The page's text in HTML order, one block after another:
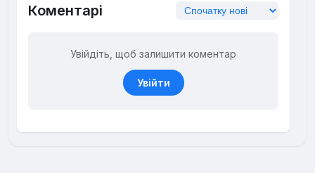
Коментарі
Увійдіть, щоб залишити коментар
Увійти